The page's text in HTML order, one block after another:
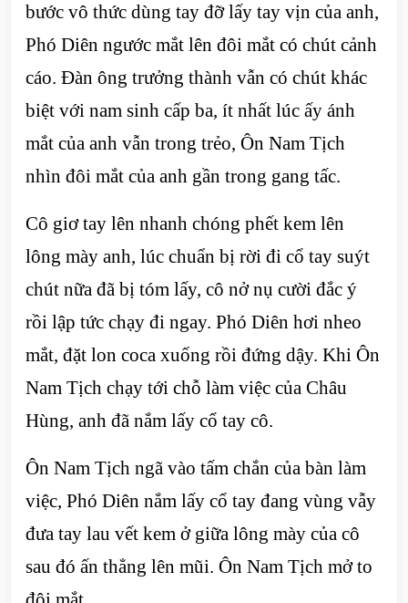
bước vô thức dùng tay đỡ lấy tay vịn của anh,
Phó Diên ngước mắt lên đôi mắt có chút cảnh
cáo. Đàn ông trưởng thành vẫn có chút khác
biệt với nam sinh cấp ba, ít nhất lúc ấy ánh
mắt của anh vẫn trong trẻo, Ôn Nam Tịch
nhìn đôi mắt của anh gần trong gang tấc.
Cô giơ tay lên nhanh chóng phết kem lên
lông mày anh, lúc chuẩn bị rời đi cổ tay suýt
chút nữa đã bị tóm lấy, cô nở nụ cười đắc ý
rồi lập tức chạy đi ngay. Phó Diên hơi nheo
mắt, đặt lon coca xuống rồi đứng dậy. Khi Ôn
Nam Tịch chạy tới chỗ làm việc của Châu
Hùng, anh đã nắm lấy cổ tay cô.
Ôn Nam Tịch ngã vào tấm chắn của bàn làm
việc, Phó Diên nắm lấy cổ tay đang vùng vẫy
đưa tay lau vết kem ở giữa lông mày của cô
sau đó ấn thẳng lên mũi. Ôn Nam Tịch mở to